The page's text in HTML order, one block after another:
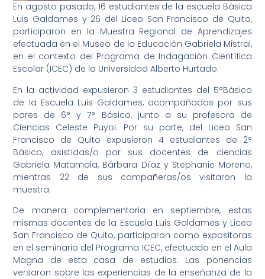
En agosto pasado, 16 estudiantes de la escuela Básica
Luis Galdames y 26 del Liceo San Francisco de Quito,
participaron en la Muestra Regional de Aprendizajes
efectuada en el Museo de la Educación Gabriela Mistral,
en el contexto del Programa de Indagación Científica
Escolar (ICEC) de la Universidad Alberto Hurtado.
En la actividad expusieron 3 estudiantes del 5°Básico
de la Escuela Luis Galdames, acompañados por sus
pares de 6° y 7° Básico, junto a su profesora de
Ciencias Celeste Puyol. Por su parte, del Liceo San
Francisco de Quito expusieron 4 estudiantes de 2°
Básico, asistidas/o por sus docentes de ciencias
Gabriela Matamala, Bárbara Díaz y Stephanie Moreno,
mientras 22 de sus compañeras/os visitaron la
muestra.
De manera complementaria en septiembre, estas
mismas docentes de la Escuela Luis Galdames y Liceo
San Francisco de Quito, participaron como expositoras
en el seminario del Programa ICEC, efectuado en el Aula
Magna de esta casa de estudios. Las ponencias
versaron sobre las experiencias de la enseñanza de la